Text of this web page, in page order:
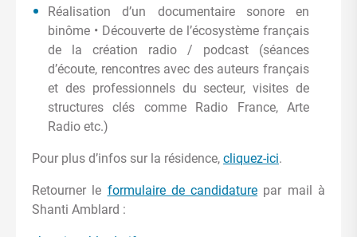
Réalisation d’un documentaire sonore en
binôme • Découverte de l’écosystème français
de la création radio / podcast (séances
d’écoute, rencontres avec des auteurs français
et des professionnels du secteur, visites de
structures clés comme Radio France, Arte
Radio etc.)
Pour plus d’infos sur la résidence, cliquez-ici.
Retourner le formulaire de candidature par mail à
Shanti Amblard :